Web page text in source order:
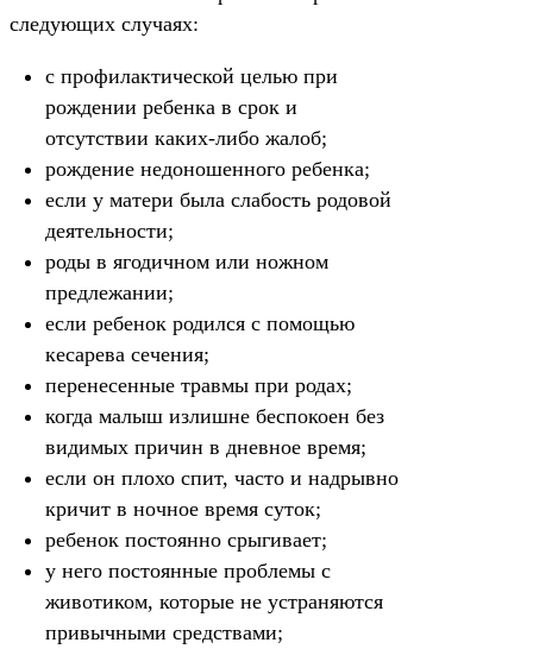
следующих случаях:
с профилактической целью при
рождении ребенка в срок и
отсутствии каких-либо жалоб;
рождение недоношенного ребенка;
если у матери была слабость родовой
деятельности;
роды в ягодичном или ножном
предлежании;
если ребенок родился с помощью
кесарева сечения;
перенесенные травмы при родах;
когда малыш излишне беспокоен без
видимых причин в дневное время;
если он плохо спит, часто и надрывно
кричит в ночное время суток;
ребенок постоянно срыгивает;
у него постоянные проблемы с
животиком, которые не устраняются
привычными средствами;